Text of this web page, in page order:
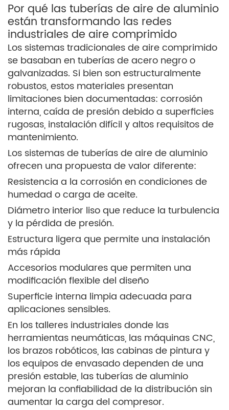
Por qué las tuberías de aire de aluminio
están transformando las redes
industriales de aire comprimido
Los sistemas tradicionales de aire comprimido
se basaban en tuberías de acero negro o
galvanizadas. Si bien son estructuralmente
robustos, estos materiales presentan
limitaciones bien documentadas: corrosión
interna, caída de presión debido a superficies
rugosas, instalación difícil y altos requisitos de
mantenimiento.
Los sistemas de tuberías de aire de aluminio
ofrecen una propuesta de valor diferente:
Resistencia a la corrosión en condiciones de
humedad o carga de aceite.
Diámetro interior liso que reduce la turbulencia
y la pérdida de presión.
Estructura ligera que permite una instalación
más rápida
Accesorios modulares que permiten una
modificación flexible del diseño
Superficie interna limpia adecuada para
aplicaciones sensibles.
En los talleres industriales donde las
herramientas neumáticas, las máquinas CNC,
los brazos robóticos, las cabinas de pintura y
los equipos de envasado dependen de una
presión estable, las tuberías de aluminio
mejoran la confiabilidad de la distribución sin
aumentar la carga del compresor.